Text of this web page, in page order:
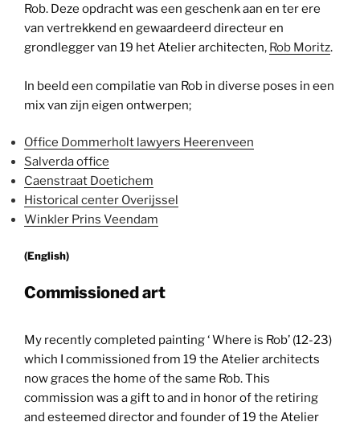
Rob. Deze opdracht was een geschenk aan en ter ere
van vertrekkend en gewaardeerd directeur en
grondlegger van 19 het Atelier architecten, Rob Moritz.
In beeld een compilatie van Rob in diverse poses in een
mix van zijn eigen ontwerpen;
Office Dommerholt lawyers Heerenveen
Salverda office
Caenstraat Doetichem
Historical center Overijssel
Winkler Prins Veendam
(English)
Commissioned art
My recently completed painting ‘ Where is Rob’ (12-23)
which I commissioned from 19 the Atelier architects
now graces the home of the same Rob. This
commission was a gift to and in honor of the retiring
and esteemed director and founder of 19 the Atelier